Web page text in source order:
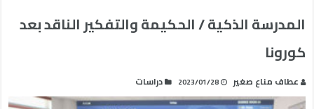
المدرسة الذكية / الحكيمة والتفكير الناقد بعد
كورونا
عطاف مناع صغير 2023/01/28 دراسات